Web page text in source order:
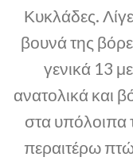
Κυκλάδες.
βουνά της
γενικά 13
ανατολικά και
στα υπόλοιπα
περαιτέρω